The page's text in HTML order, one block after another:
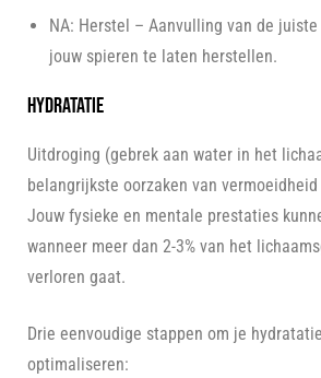
NA: Herstel – Aanvulling van de
jouw spieren te laten herstellen.
Hydratatie
Uitdroging (gebrek aan water in het
belangrijkste oorzaken van
Jouw fysieke en mentale prestaties
wanneer meer dan 2-3% van het
verloren gaat.
Drie eenvoudige stappen om je
optimaliseren: